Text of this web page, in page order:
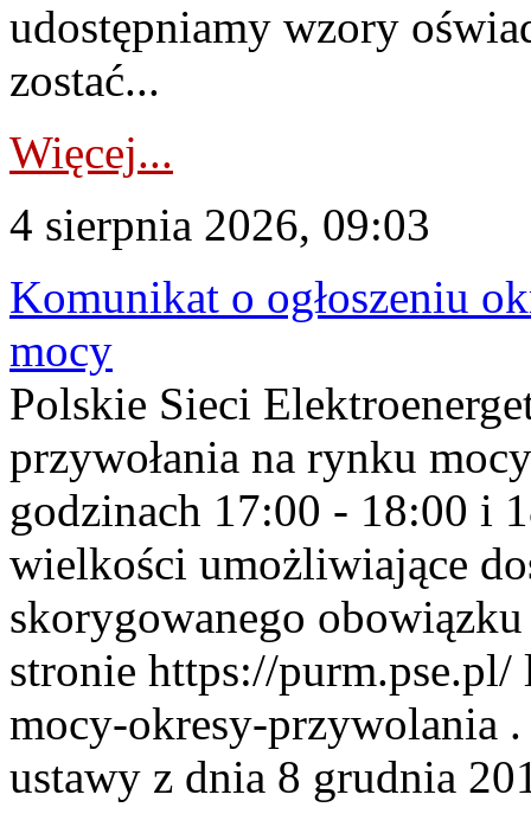
udostępniamy wzory
zostać...
Więcej...
4 sierpnia 2026, 09:03
Komunikat o ogłoszeniu
mocy
Polskie Sieci
przywołania na rynku
godzinach 17:00 - 18:00 i
wielkości umożliwiające
skorygowanego
stronie https://
mocy-okresy-przywolania
ustawy z dnia 8 grudnia